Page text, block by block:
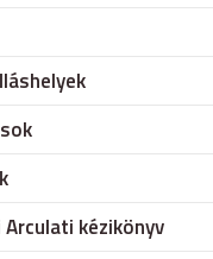
kézikönyv